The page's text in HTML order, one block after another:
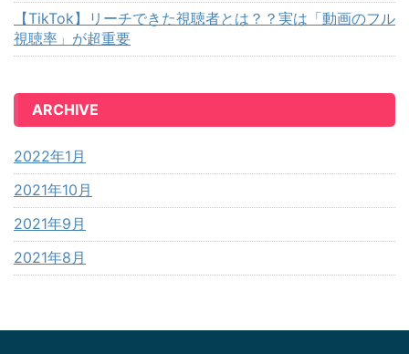
【TikTok】リーチできた視聴者とは？？実は「動画のフル
視聴率」が超重要
ARCHIVE
2022年1月
2021年10月
2021年9月
2021年8月